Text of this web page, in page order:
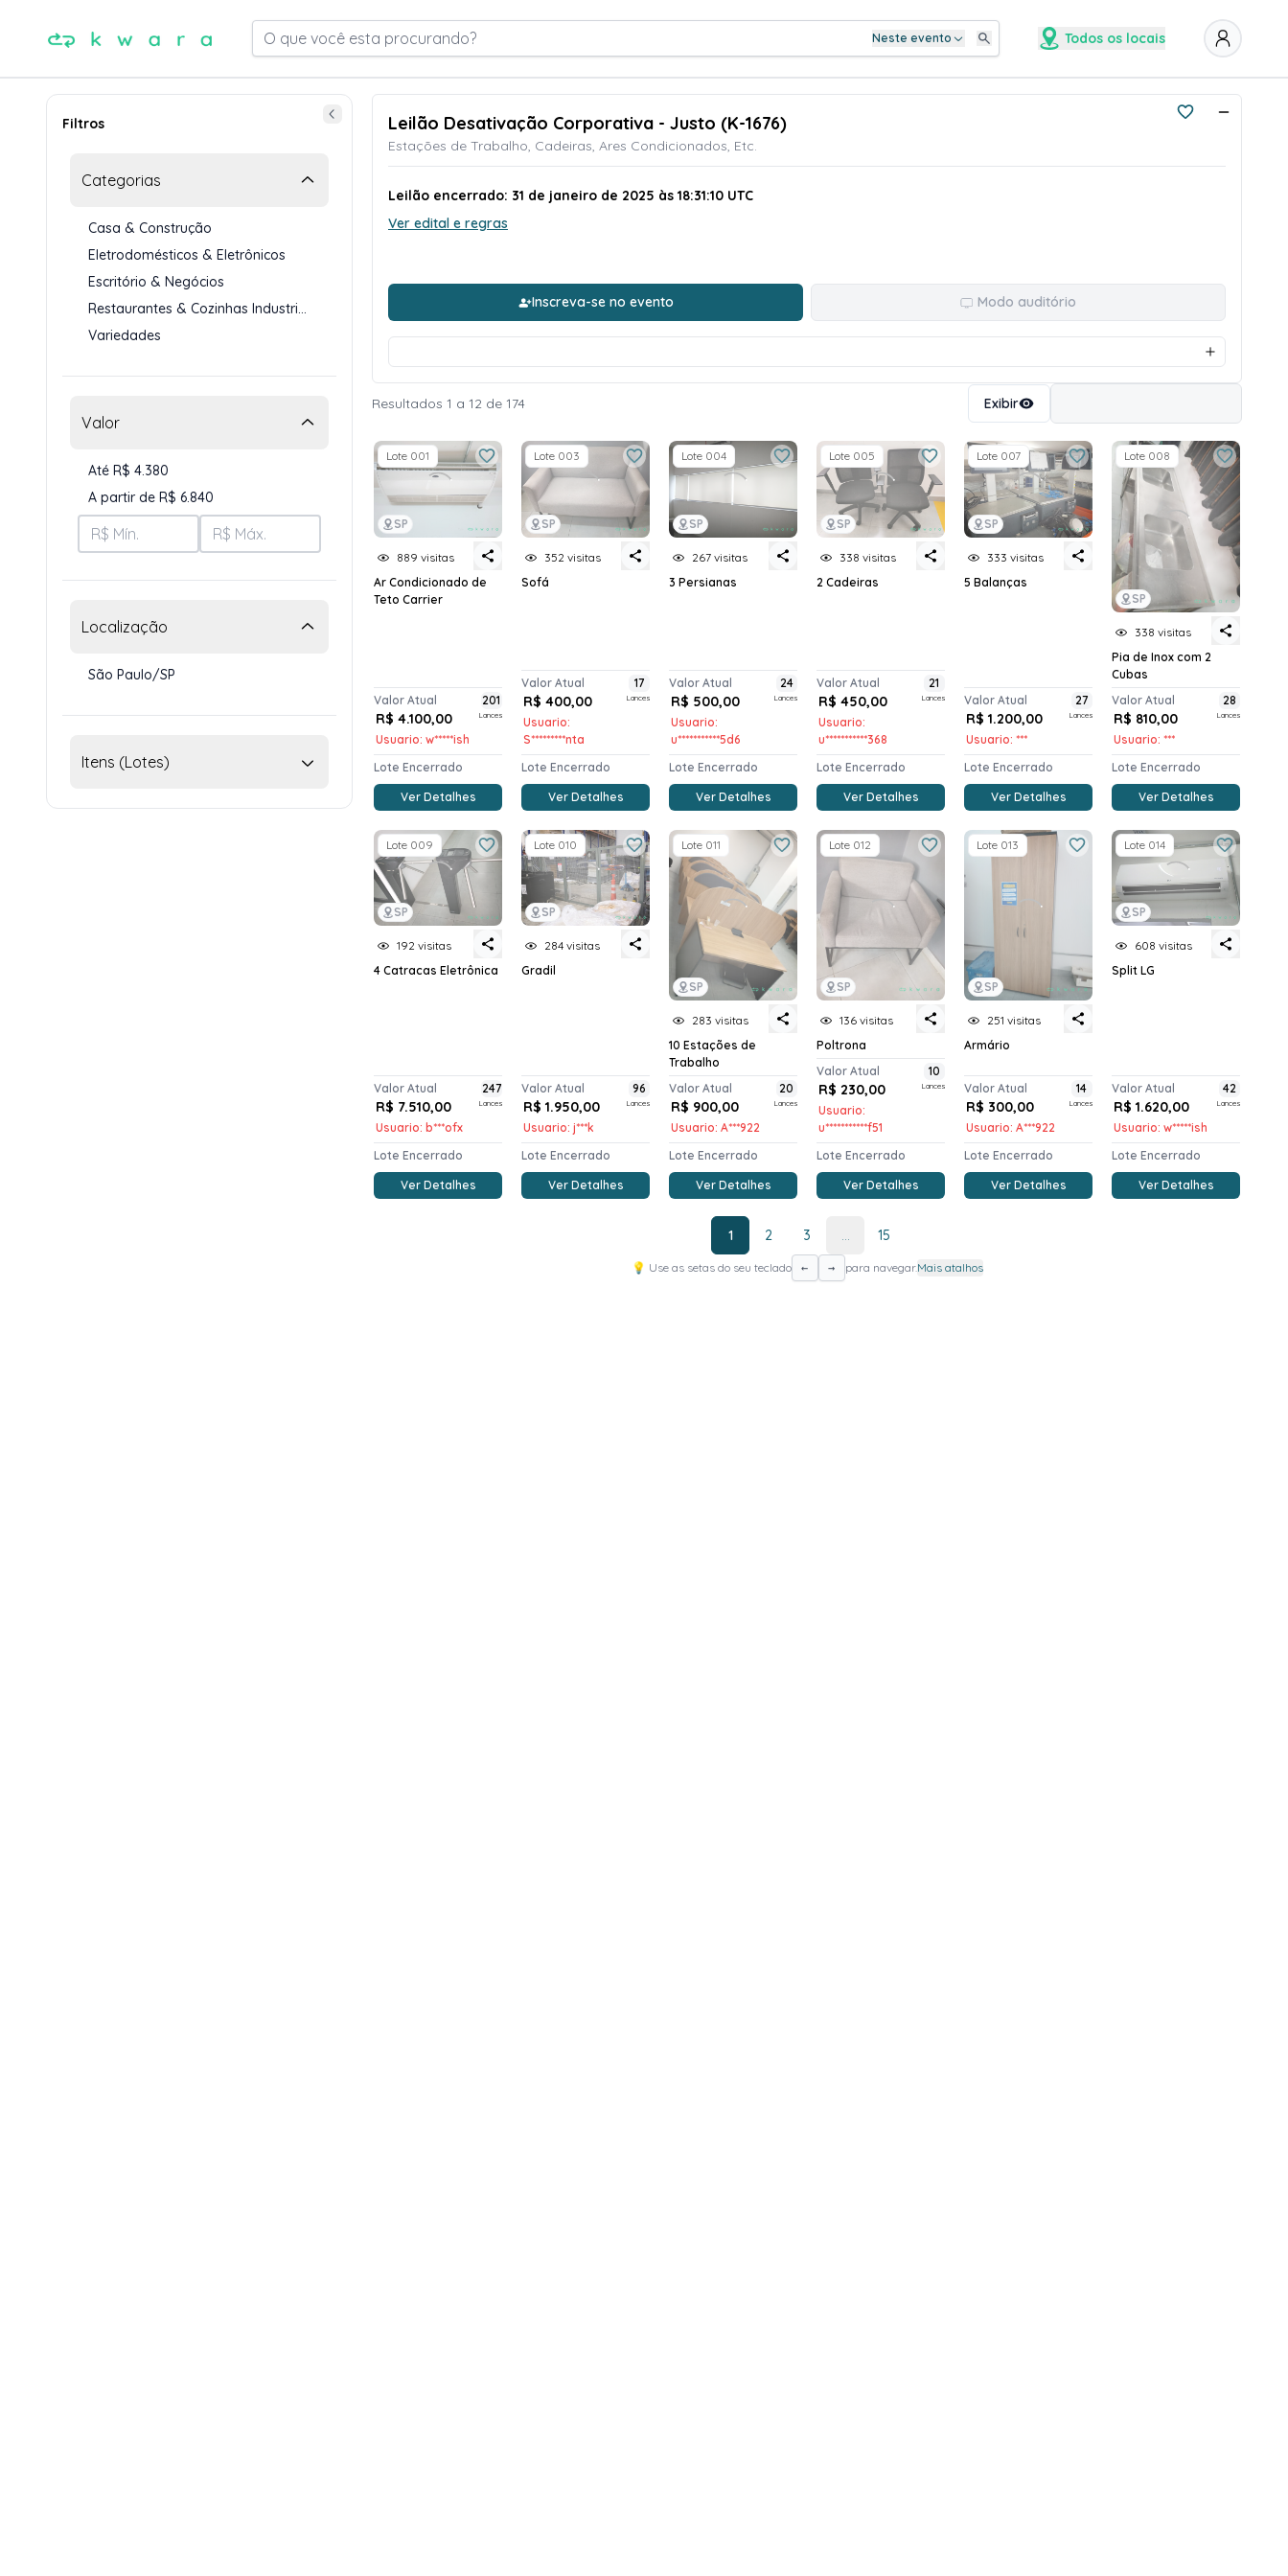
O que você esta procurando? Neste evento Todos os locais
Filtros
Categorias
Casa & Construção
Eletrodomésticos & Eletrônicos
Escritório & Negócios
Restaurantes & Cozinhas Industriais
Variedades
Valor
Até R$ 4.380
A partir de R$ 6.840
Localização
São Paulo/SP
Itens (Lotes)
Leilão Desativação Corporativa - Justo (K-1676)
Estações de Trabalho, Cadeiras, Ares Condicionados, Etc.
Leilão encerrado: 31 de janeiro de 2025 às 18:31:10 UTC
Ver edital e regras
Inscreva-se no evento Modo auditório
Resultados 1 a 12 de 174 Exibir
SP
Lote 001
889 visitas
Ar Condicionado de
Teto Carrier
Valor Atual
R$ 4.100,00
Usuario: w*****ish
201
Lances
Lote Encerrado
Ver Detalhes
SP
Lote 003
352 visitas
Sofá
Valor Atual
R$ 400,00
Usuario:
S*********nta
17
Lances
Lote Encerrado
Ver Detalhes
SP
Lote 004
267 visitas
3 Persianas
Valor Atual
R$ 500,00
Usuario:
u***********5d6
24
Lances
Lote Encerrado
Ver Detalhes
SP
Lote 005
338 visitas
2 Cadeiras
Valor Atual
R$ 450,00
Usuario:
u***********368
21
Lances
Lote Encerrado
Ver Detalhes
SP
Lote 007
333 visitas
5 Balanças
Valor Atual
R$ 1.200,00
Usuario: ***
27
Lances
Lote Encerrado
Ver Detalhes
SP
Lote 008
338 visitas
Pia de Inox com 2
Cubas
Valor Atual
R$ 810,00
Usuario: ***
28
Lances
Lote Encerrado
Ver Detalhes
SP
Lote 009
192 visitas
4 Catracas Eletrônica
Valor Atual
R$ 7.510,00
Usuario: b***ofx
247
Lances
Lote Encerrado
Ver Detalhes
SP
Lote 010
284 visitas
Gradil
Valor Atual
R$ 1.950,00
Usuario: j***k
96
Lances
Lote Encerrado
Ver Detalhes
SP
Lote 011
283 visitas
10 Estações de
Trabalho
Valor Atual
R$ 900,00
Usuario: A***922
20
Lances
Lote Encerrado
Ver Detalhes
SP
Lote 012
136 visitas
Poltrona
Valor Atual
R$ 230,00
Usuario:
u***********f51
10
Lances
Lote Encerrado
Ver Detalhes
SP
Lote 013
251 visitas
Armário
Valor Atual
R$ 300,00
Usuario: A***922
14
Lances
Lote Encerrado
Ver Detalhes
SP
Lote 014
608 visitas
Split LG
Valor Atual
R$ 1.620,00
Usuario: w*****ish
42
Lances
Lote Encerrado
Ver Detalhes
1 2 3 ... 15
💡 Use as setas do seu teclado ← → para navegar.Mais atalhos